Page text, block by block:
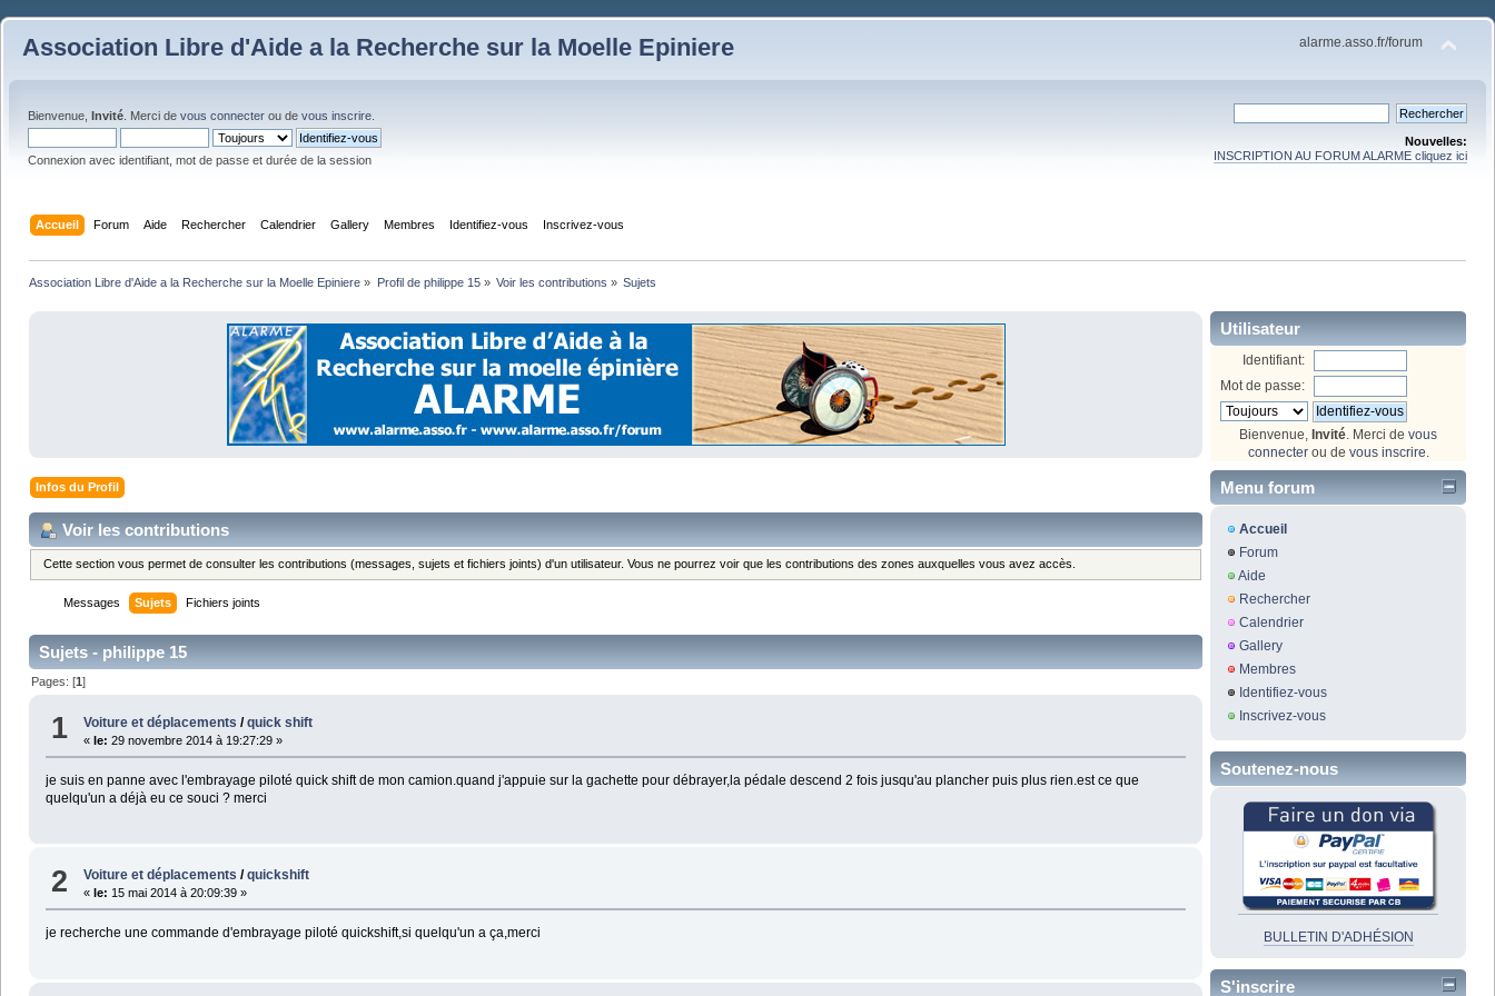
Association Libre d'Aide a la Recherche sur la Moelle Epiniere alarme.asso.fr/forum
Bienvenue, Invité . Merci de vous connecter ou de vous inscrire
Connexion avec identifiant, mot de passe et durée de la session
Nouvelles:
INSCRIPTION AU FORUM ALARME cliquez ici
Accueil Forum Aide Rechercher Calendrier Gallery Membres Identifiez-vous Inscrivez-vous
Association Libre d'Aide a la Recherche sur la Moelle Epiniere » Profil de philippe 15» Voir les contributions » Sujets
Infos du Profil
Voir les contributions
Cette section vous permet de consulter les contributions (messages, sujets et fichiers joints) d'un utilisateur. Vous ne pourrez voir que les contributions des zones auxquelles vous avez accès.
Messages Sujets Fichiers joints
Sujets - philippe 15
Pages: [1]
1 Voiture et déplacements /quick shift
«le: 29 novembre 2014 à 19:27:29 »
je suis en panne avec l'embrayage piloté quick shift de mon camion.quand j'appuie sur la gachette pour débrayer,la pédale descend 2 fois jusqu'au plancher puis plus rien.est ce que
quelqu'un a déjà eu ce souci ? merci
2 Voiture et déplacements /quickshift
« le: 15 mai 2014 à 20:09:39 »
je recherche une commande d'embrayage piloté quickshift,si quelqu'un a ça,merci
Utilisateur
Identifiant:
Mot de passe:
Bienvenue, Invité . Merci de vous
connecterou de vous inscrire
Menu forum
Accueil
Forum
Aide
Rechercher
Calendrier
Gallery
Membres
Identifiez-vous
Inscrivez-vous
Soutenez-nous
BULLETIN D'ADHÉSION
S'inscrire